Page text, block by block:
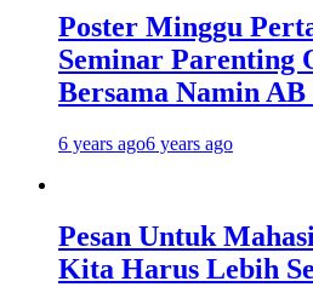
Poster Minggu
Seminar Parenting
Bersama Namin
6 years ago6 years ago
Pesan Untuk
Kita Harus Lebih